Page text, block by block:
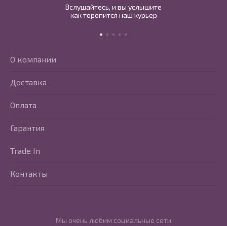
Вслушайтесь, и вы услышите
как торопится наш курьер
Мы очень любим социальные сети
О компании
Доставка
Оплата
Гарантия
Trade In
Контакты